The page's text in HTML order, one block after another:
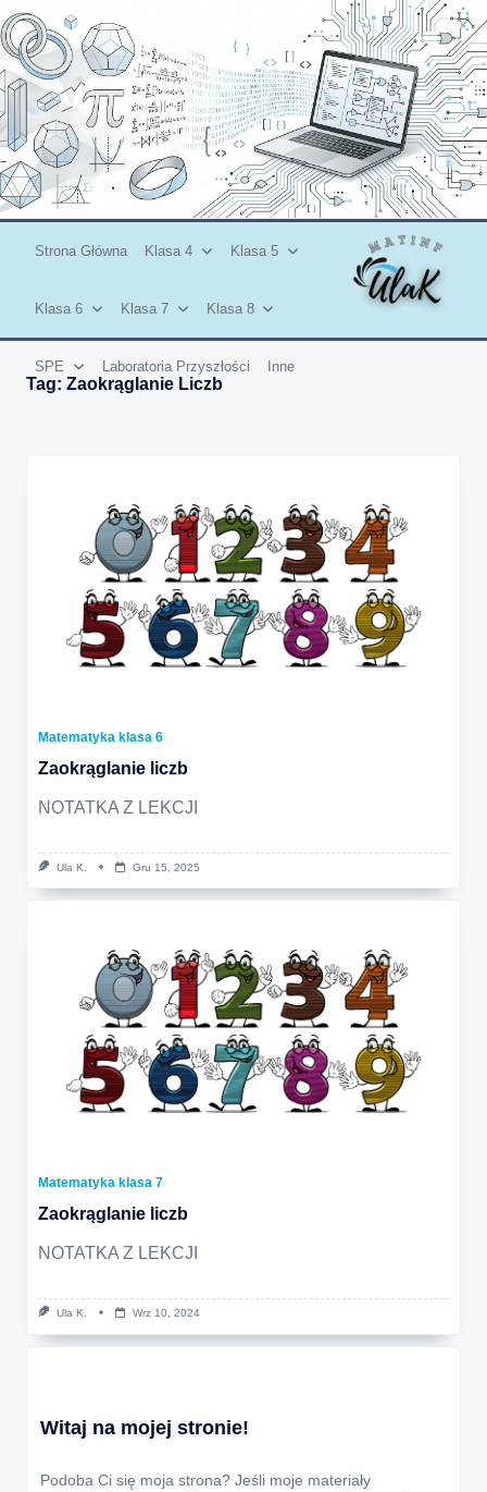
Skip
to
content
Strona Główna Klasa 4 Klasa 5
Klasa 6 Klasa 7 Klasa 8
SPE Laboratoria Przyszłości Inne
Tag: Zaokrąglanie Liczb
Matematyka klasa 6
Zaokrąglanie liczb
NOTATKA Z LEKCJI
Ula K. Gru 15, 2025
Matematyka klasa 7
Zaokrąglanie liczb
NOTATKA Z LEKCJI
Ula K. Wrz 10, 2024
Witaj na mojej stronie!
Podoba Ci się moja strona? Jeśli moje materiały